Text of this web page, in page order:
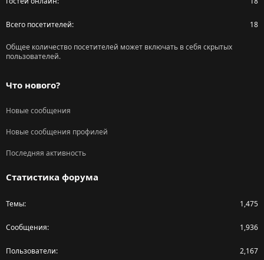
Всего посетителей 18
Общее количество посетителей может включать в себя скрытых
пользователей.
Что нового?
Новые сообщения
Новые сообщения профилей
Последняя активность
Статистика форума
Темы 1,475
Сообщения 1,936
Пользователи 2,167